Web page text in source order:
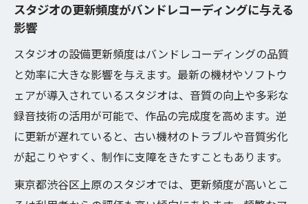
スタジオの更新頻度がバンドレコーディングに与える
影響
スタジオの設備更新頻度はバンドレコーディングの品質
と効率に大きな影響を与えます。最新の機材やソフトウ
ェアが導入されているスタジオは、音質の向上や多彩な
録音技術の活用が可能で、作品の完成度を高めます。逆
に更新が遅れていると、古い機材のトラブルや音質劣化
が起こりやすく、制作に支障をきたすこともあります。
東京都渋谷区上原のスタジオでは、更新頻度が高いとこ